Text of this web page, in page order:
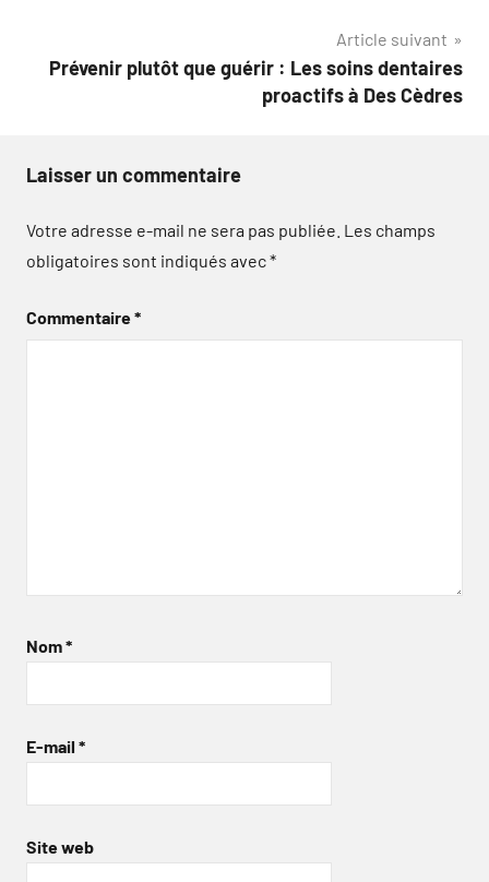
Article suivant
Prévenir plutôt que guérir : Les soins dentaires
proactifs à Des Cèdres
Laisser un commentaire
Votre adresse e-mail ne sera pas publiée. Les champs
obligatoires sont indiqués avec*
Commentaire*
Nom*
E-mail *
Site web